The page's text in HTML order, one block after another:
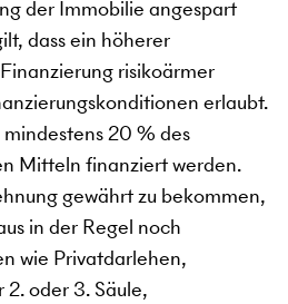
der Immobilie angespart
dass ein höherer
risikoärmer
erlaubt.
20 % des
Mitteln finanziert werden.
gewährt zu bekommen,
in der Regel noch
wie Privatdarlehen,
2. oder 3. Säule,